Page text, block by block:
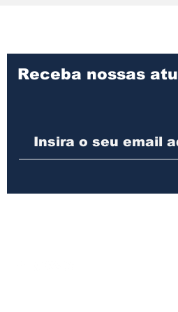
alerta para risco de
temporais com vento
Receba nossas